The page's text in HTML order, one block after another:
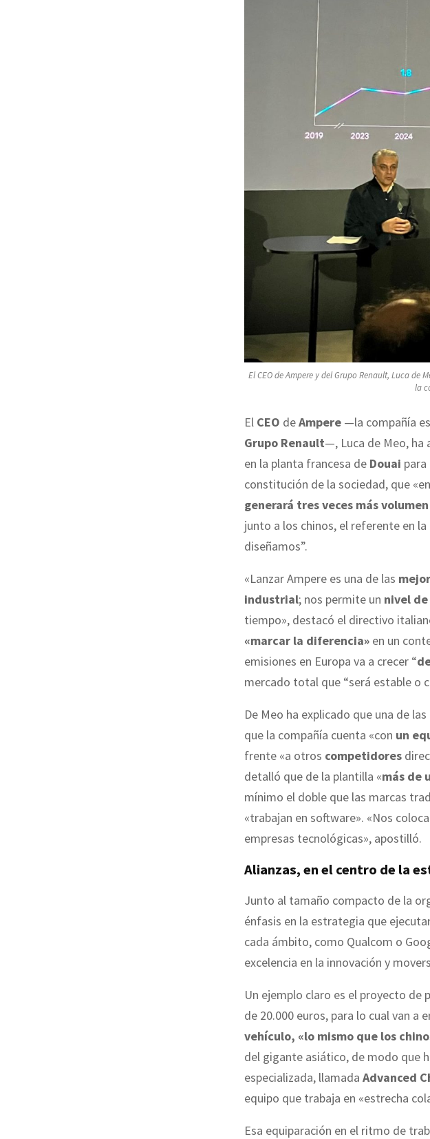
El CEO de Ampere y del Grupo Renault, Luca
la
El CEO deAmpere —la compañía
Grupo Renault—, Luca de Meo, ha
en la planta francesa de Douai
constitución de la sociedad, que
generará tres veces más
junto a los chinos, el referente en
diseñamos”.
«Lanzar Ampere es una de las
industrial; nos permite un nivel
tiempo», destacó el directivo
«marcar la diferencia» en un
emisiones en Europa va a crecer “
mercado total que “será estable o
De Meo ha explicado que una de
que la compañía cuenta «con un
frente «a otros competidores
detalló que de la plantilla «más de
mínimo el doble que las marcas
«trabajan en software». «Nos
empresas tecnológicas», apostilló.
Alianzas, en el centro de la
Junto al tamaño compacto de la
énfasis en la estrategia que
cada ámbito, como Qualcom o
excelencia en la innovación y
Un ejemplo claro es el proyecto de
de 20.000 euros, para lo cual van a
vehículo, «lo mismo que los
del gigante asiático, de modo que
especializada, llamada Advanced
equipo que trabaja en «estrecha
Esa equiparación en el ritmo de